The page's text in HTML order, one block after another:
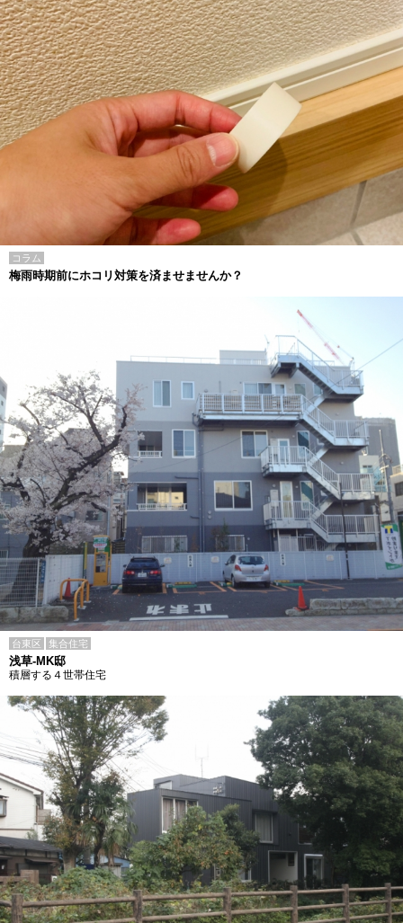
コラム
梅雨時期前にホコリ対策を済ませませんか？
台東区 集合住宅
浅草-MK邸
積層する４世帯住宅